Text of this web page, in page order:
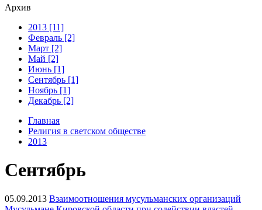
Архив
2013 [11]
Февраль [2]
Март [2]
Май [2]
Июнь [1]
Сентябрь [1]
Ноябрь [1]
Декабрь [2]
Главная
Религия в светском обществе
2013
Сентябрь
05.09.2013 Взаимоотношения мусульманских организаций